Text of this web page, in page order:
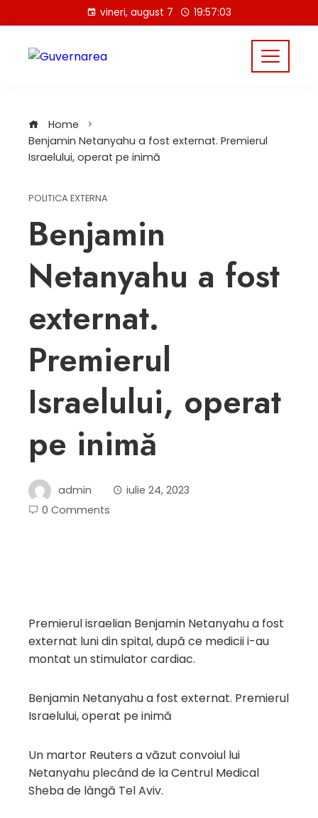
to
content
vineri, august 7 19:57:03
Home
Benjamin Netanyahu a fost externat. Premierul
Israelului, operat pe inimă
POLITICA EXTERNA
Benjamin
Netanyahu a fost
externat.
Premierul
Israelului, operat
pe inimă
admin
iulie 24, 2023
0 Comments
Premierul israelian Benjamin Netanyahu a fost
externat luni din spital, după ce medicii i-au
montat un stimulator cardiac.
Benjamin Netanyahu a fost externat. Premierul
Israelului, operat pe inimă
Un martor Reuters a văzut convoiul lui
Netanyahu plecând de la Centrul Medical
Sheba de lângă Tel Aviv.